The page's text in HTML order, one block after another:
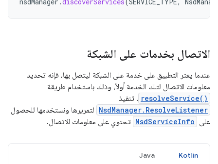
الاتصال بخدمات على الشبكة
عندما يعثر التطبيق على خدمة على الشبكة ليتصل بها، فإنه تحديد
معلومات الاتصال لتلك الخدمة أولاً، وذلك باستخدام طريقة
resolveService() . تنفيذ
NsdManager.ResolveListener لتمريرها ونستخدمها للحصول
على NsdServiceInfo تحتوي على معلومات الاتصال.
Kotlin
Java